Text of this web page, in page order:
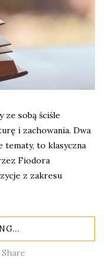
ze sobą ściśle
i zachowania. Dwa
tematy, to klasyczna
Fiodora
z zakresu
Share